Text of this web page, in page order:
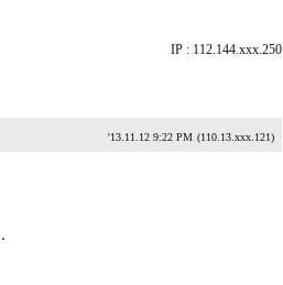
IP : 112.144.xxx.250
'13.11.12 9:22 PM (110.13.xxx.121)